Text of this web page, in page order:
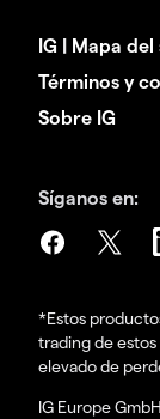
IG | Mapa del
Términos y
Sobre IG
Síganos en:
*Estos
trading de
elevado de
IG Europe